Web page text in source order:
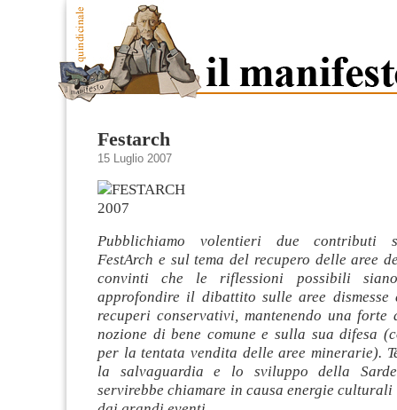
Festarch
15 Luglio 2007
Pubblichiamo volentieri due contributi
FestArch e sul tema del recupero delle aree
convinti che le riflessioni possibili
approfondire il dibattito sulle aree
recuperi conservativi, mantenendo una forte
nozione di bene comune e sulla sua difesa
per la tentata vendita delle aree minerarie).
la salvaguardia e lo sviluppo della
servirebbe chiamare in causa energie